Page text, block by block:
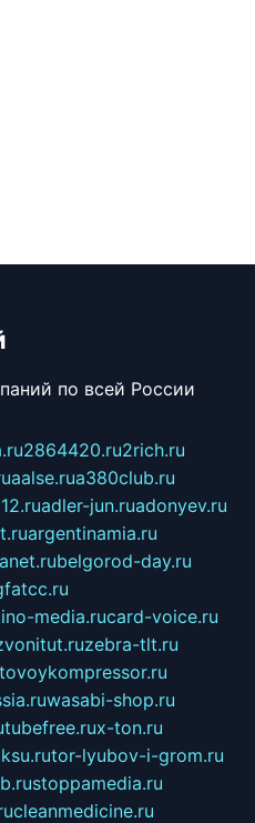
по всей России
2864420.ru2rich.ru
aalse.rua380club.ru
adler-jun.ruadonyev.ru
argentinamia.ru
belgorod-day.ru
media.rucard-voice.ru
zebra-tlt.ru
wasabi-shop.ru
x-ton.ru
tor-lyubov-i-grom.ru
stoppamedia.ru
cleanmedicine.ru